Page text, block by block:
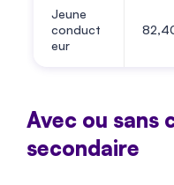
Jeune
conduct
eur
Avec ou sans
secondaire